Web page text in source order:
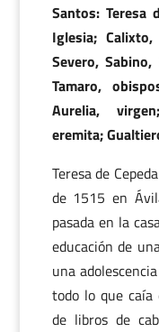
Santos: Teresa
Iglesia;
Severo,
Tamaro,
Aurelia,
eremita;
Teresa de
de 1515 en
pasada en la
educación de
una
todo lo que
de libros de